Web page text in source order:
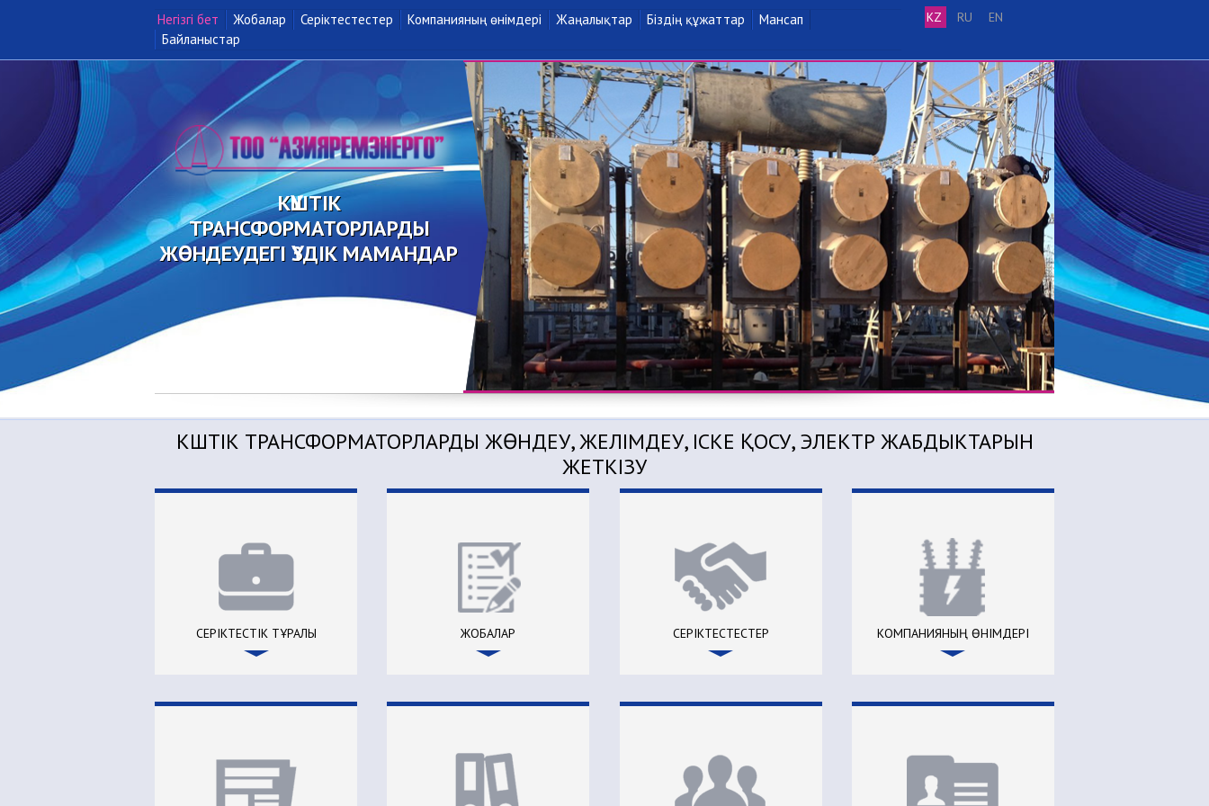
Негізгі бет Жобалар Серіктестестер Компанияның өнімдері Жаңалықтар Біздің құжаттар
Мансап
Байланыстар
KZ RU EN
КҮШТІК
ТРАНСФОРМАТОРЛАРДЫ
ЖӨНДЕУДЕГІ ҮЗДІК МАМАНДАР
КҮШТІК ТРАНСФОРМАТОРЛАРДЫ ЖӨНДЕУ, ЖЕЛІМДЕУ, ІСКЕ ҚОСУ, ЭЛЕКТР ЖАБДЫКТАРЫН
ЖЕТКІЗУ
СЕРІКТЕСТIК ТҰРАЛЫ ЖОБАЛАР СЕРІКТЕСТЕСТЕР КОМПАНИЯНЫҢ ӨНІМДЕРІ